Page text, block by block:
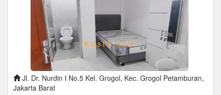
Jl. Dr. Nurdin I No.5 Kel. Grogol, Kec. Grogol Petamburan,
Jakarta Barat